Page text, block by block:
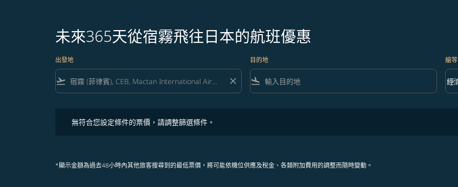
未來365天從宿霧飛往日本的航班優惠
出發地
flight_takeoff close
目的地
flight_land
艙等
艙
經
keyboard_arrow_down
無符合您設定條件的票價，請調整篩選條件。
*顯示金額為過去48小時內其他旅客搜尋到的最低票價，將可能依機位供應及稅金、各類附加費用的調整而隨時變動。